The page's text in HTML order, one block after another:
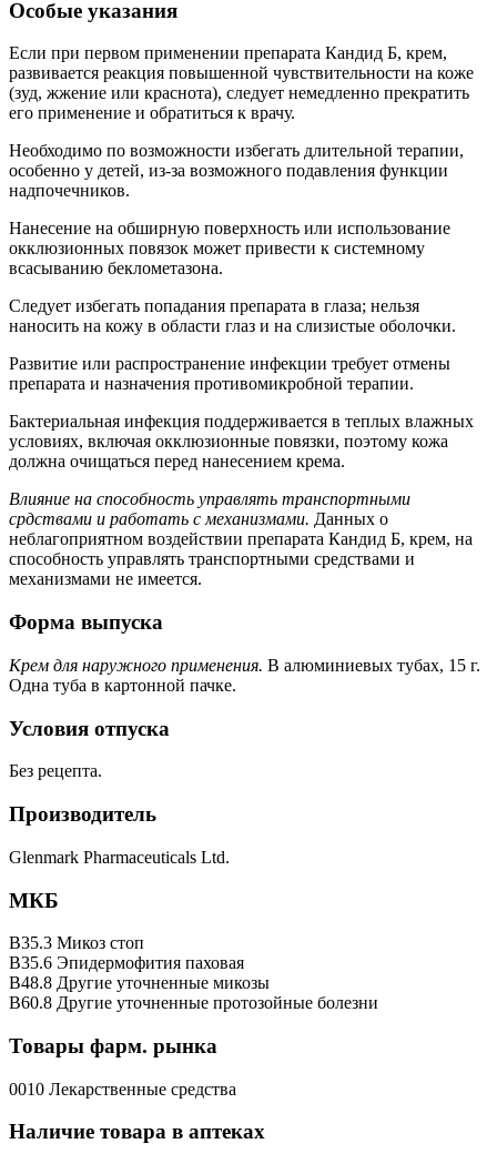
Особые указания
Если при первом применении препарата Кандид Б, крем,
развивается реакция повышенной чувствительности на коже
(зуд, жжение или краснота), следует немедленно прекратить
его применение и обратиться к врачу.
Необходимо по возможности избегать длительной терапии,
особенно у детей, из-за возможного подавления функции
надпочечников.
Нанесение на обширную поверхность или использование
окклюзионных повязок может привести к системному
всасыванию беклометазона.
Следует избегать попадания препарата в глаза; нельзя
наносить на кожу в области глаз и на слизистые оболочки.
Развитие или распространение инфекции требует отмены
препарата и назначения противомикробной терапии.
Бактериальная инфекция поддерживается в теплых влажных
условиях, включая окклюзионные повязки, поэтому кожа
должна очищаться перед нанесением крема.
Влияние на способность управлять транспортными
срдствами и работать с механизмами. Данных о
неблагоприятном воздействии препарата Кандид Б, крем, на
способность управлять транспортными средствами и
механизмами не имеется.
Форма выпуска
Крем для наружного применения. В алюминиевых тубах, 15 г.
Одна туба в картонной пачке.
Условия отпуска
Без рецепта.
Производитель
Glenmark Pharmaceuticals Ltd.
МКБ
B35.3 Микоз стоп
B35.6 Эпидермофития паховая
B48.8 Другие уточненные микозы
B60.8 Другие уточненные протозойные болезни
Товары фарм. рынка
0010 Лекарственные средства
Наличие товара в аптеках